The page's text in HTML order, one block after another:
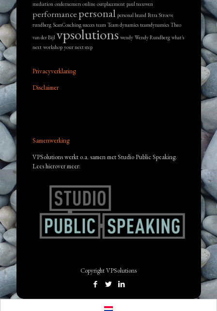
mediation ondernemers online outplacement paul teeuwen
performance personal personal brand Petra Stroeve
rundberg ScanCoaching succes team Team dynamics teamdynamics Theo
van der Bijl vpsolutions wendy Wendy Rundberg what's
next workshop your next step
Privacyverklaring
Disclaimer
Samenwerking
VPSolutions werkt o.a. samen met Studio Public Speaking.
Lees hierover meer:
Copyright VPSolutions